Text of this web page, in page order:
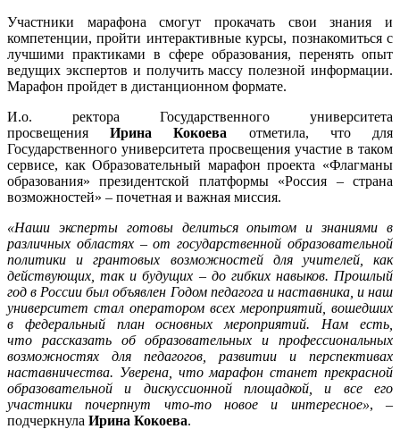
Участники марафона смогут прокачать свои знания и
компетенции, пройти интерактивные курсы, познакомиться с
лучшими практиками в сфере образования, перенять опыт
ведущих экспертов и получить массу полезной информации.
Марафон пройдет в дистанционном формате.
И.о. ректора Государственного университета
просвещенияИрина Кокоева отметила, что для
Государственного университета просвещения участие в таком
сервисе, как Образовательный марафон проекта «Флагманы
образования» президентской платформы «Россия – страна
возможностей» – почетная и важная миссия.
«Наши эксперты готовы делиться опытом и знаниями в
различных областях – от государственной образовательной
политики и грантовых возможностей для учителей, как
действующих, так и будущих – до гибких навыков. Прошлый
год в России был объявлен Годом педагога и наставника, и наш
университет стал оператором всех мероприятий, вошедших
в федеральный план основных мероприятий. Нам есть,
что рассказать об образовательных и профессиональных
возможностях для педагогов, развитии и перспективах
наставничества. Уверена, что марафон станет прекрасной
образовательной и дискуссионной площадкой, и все его
участники почерпнут что-то новое и интересное», –
подчеркнула Ирина Кокоева.